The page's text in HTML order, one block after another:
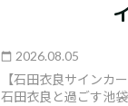
2026.08.05
【石田衣良サイン
石田衣良と過ごす池